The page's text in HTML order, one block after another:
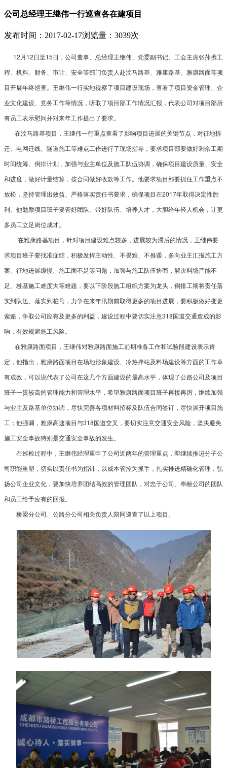
公司总经理王继伟一行巡查各在建项目
发布时间：2017-02-17浏览量：3039次
12月12日至15日，公司董事、总经理王继伟、党委副书记、工会主席张萍携工
程、机料、财务、审计、安全等部门负责人赴汶马路基、雅康路基、雅康路面等项
目开展年终巡查。王继伟一行实地视察了项目建设现场，查看了项目资金管理、企
业文化建设、党务工作等情况，听取了项目部工作情况汇报，代表公司对项目部所
有员工表示慰问并对来年工作提出了要求。
在汶马路基项目，王继伟一行重点查看了影响项目进展的关键节点，对征地拆
迁、电网迁线、隧道施工等难点工作进行了现场指导，要求项目部要做好剩余工期
时间统筹、倒排计划，加强与业主单位及施工队伍协调，确保项目建设质量、安全
和进度，做好计量结算，按合同做好收款等工作。他要求项目部要抓住工作重点不
放松，坚持管理出效益、严格落实责任书要求，确保项目在2017年取得决定性胜
利。他勉励项目班子要管好团队、带好队伍、培养人才，大胆给年轻人机会，让更
多员工立足岗位成才。
在雅康路基项目，针对项目建设难点较多，进展较为滞后的情况，王继伟要
求项目班子要找准症结，积极发挥主动性、不畏难、不推诿，多向业主汇报施工方
案、征地进展缓慢、施工面不足等问题，加强与施工队伍协商，解决料场产能不
足、桩基施工难度大等难题，要以下阶段施工组织方案为龙头，倒排工期将责任落
实到队伍、落实到桩号，力争在来年汛期前取得更多的项目进展，要积极做好变更
索赔，争取公司应有及更多的利益，建设过程中要切实注意318国道交通造成的影
响，有效规避施工风险。
在雅康路面项目，王继伟对雅康路面施工前期准备工作和试验段建设表示肯
定，他指出，雅康路面项目在场地形象建设、冷热拌站及料场建设等方面的工作卓
有成效，可以说代表了公司在这几个方面建设的最高水平，体现了公路公司及项目
班子一贯较高的管理能力和管理水平，希望雅康路面项目班子再接再厉，继续加强
与业主及路基单位协调，尽快完善各项材料招标及队伍合同签订，尽快展开项目施
工；他强调，雅康高速项目与318国道交叉，要切实注意交通安全风险，坚决避免
施工安全事故特别是交通安全事故的发生。
在巡检过程中，王继伟经理重申了公司近两年的管理重点，即继续推进分子公
司职能重塑，切实以责任书为指针，以成本管控为抓手，扎实推进精确化管理，弘
扬公司企业文化，要加快培养团结高效的管理团队，对忠于公司、奉献公司的团队
和员工给予应有的回报。
桥梁分公司、公路分公司相关负责人陪同巡查了以上项目。